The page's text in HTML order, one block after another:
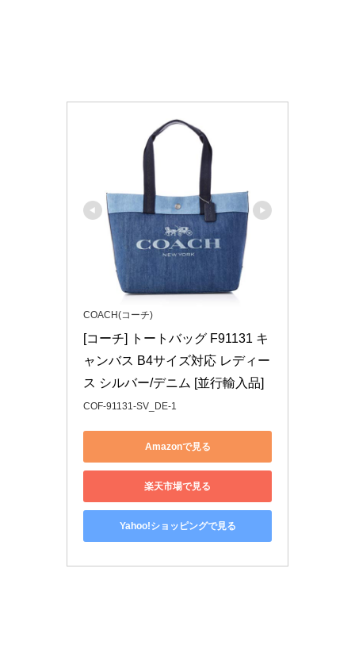
COACH(コーチ)
[コーチ] トートバッグ F91131 キ
ャンバス B4サイズ対応 レディー
ス シルバー/デニム [並行輸入品]
COF-91131-SV_DE-1
Amazonで見る
楽天市場で見る
Yahoo!ショッピングで見る